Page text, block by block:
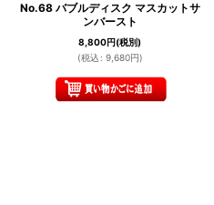
No.68 バブルディスク マスカットサ
ンバースト
8,800円(税別)
(税込 : 9,680円)